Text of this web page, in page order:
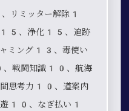
ミッター解除1
15、浄化15、追跡
ミング13、毒使い
戦闘知識10、航海
思考力10、道案内
10、なぎ払い1